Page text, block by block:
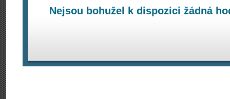
Nejsou bohužel k dispozici žádná